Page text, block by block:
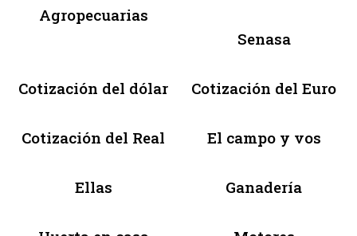
Agropecuarias
Senasa
Cotización del dólar Cotización del Euro
Cotización del Real El campo y vos
Ellas Ganadería